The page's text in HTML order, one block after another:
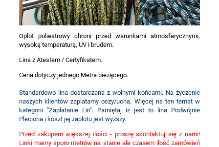
Oplot poliestrowy chroni przed warunkami atmosferycznymi,
wysoką temperaturą, UV i brudem.
Lina z Atestem / Certyfikatem.
Cena dotyczy jednego Metra bieżącego.
Standardowo lina dostarczana z wolnymi końcami. Na życzenie
naszych klientów zaplatamy oczy/ucha. Więcej na ten temat w
kategorii "Zaplatanie Lin". Pamiętaj iż jest to lina Podwójnie
Pleciona i koszt jej zaplotu jest wyższy.
Przed zakupem większej ilości - proszę skontaktuj się z nami!
Linki mamy sporo metrów na stanie ale czasem ilość zamówień